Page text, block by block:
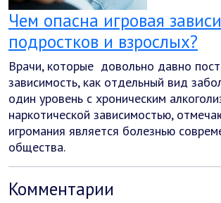
Чем опасна игровая
подростков и взрослых?
Врачи, которые довольно давно
зависимость, как отдельный вид
один уровень с хроническим
наркотической зависимостью,
игромания является болезнью
общества.
Комментарии